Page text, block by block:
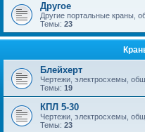
Другое
Другие портальные краны,
Темы: 23
Блейхерт
Чертежи, электросхемы,
Темы: 19
КПЛ 5-30
Чертежи, электросхемы,
Темы: 23